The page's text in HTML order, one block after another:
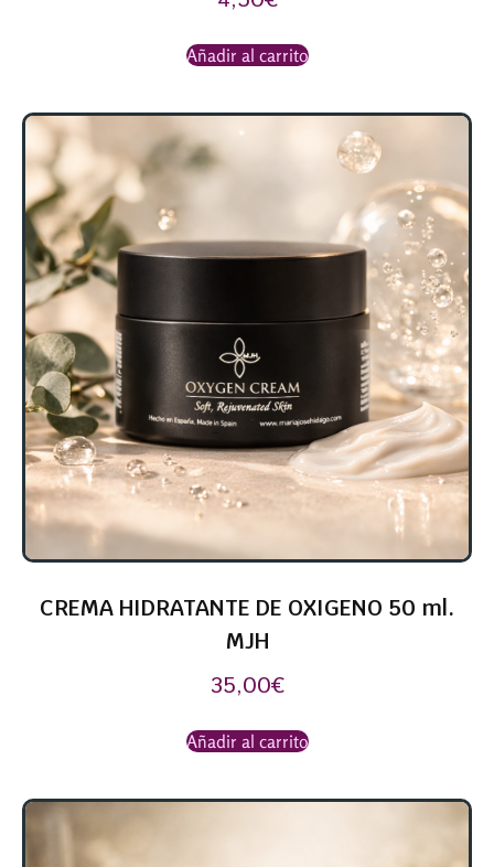
Añadir al carrito
CREMA HIDRATANTE DE OXIGENO 50 ml.
MJH
35,00€
Añadir al carrito